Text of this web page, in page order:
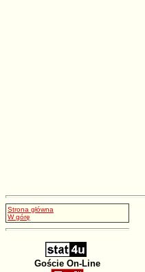
Strona główna
W górę
Goście On-Line